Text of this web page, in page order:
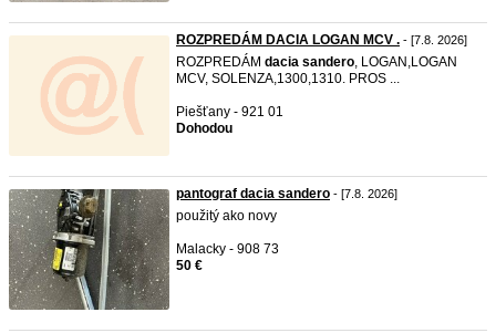
ROZPREDÁM DACIA LOGAN MCV . - [7.8. 2026]
ROZPREDÁM dacia sandero, LOGAN,LOGAN
MCV, SOLENZA,1300,1310. PROS ...
Piešťany - 921 01
Dohodou
pantograf dacia sandero - [7.8. 2026]
použitý ako novy
Malacky - 908 73
50 €